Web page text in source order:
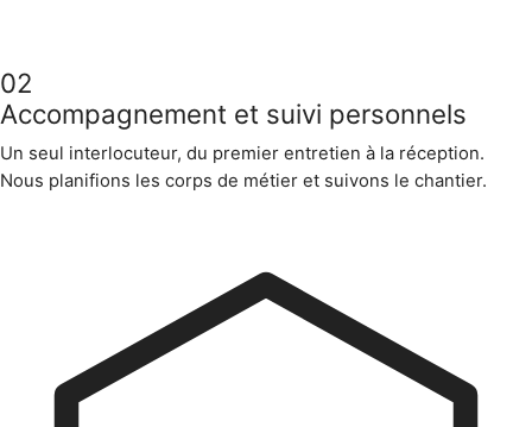
02
Accompagnement et suivi personnels
Un seul interlocuteur, du premier entretien à la réception.
Nous planifions les corps de métier et suivons le chantier.